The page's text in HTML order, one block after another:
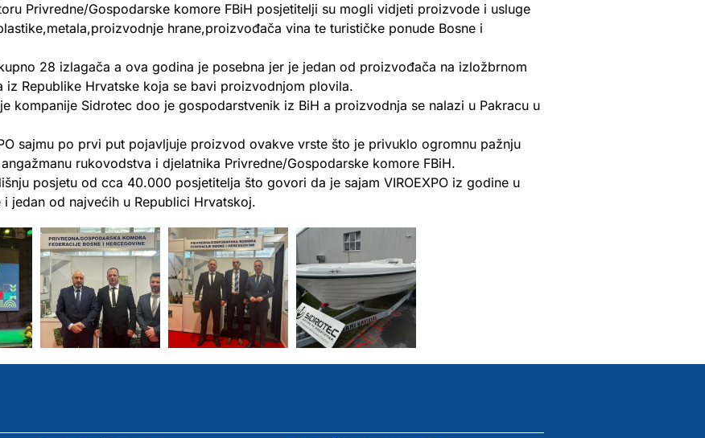
Privredne/Gospodarske komore FBiH posjetitelji su mogli vidjeti proizvode i usluge
hrane,proizvođača vina te turističke ponude Bosne i
28 izlagača a ova godina je posebna jer je jedan od proizvođača na izložbrnom
iz Republike Hrvatske koja se bavi proizvodnjom plovila.
kompanije Sidrotec doo je gospodarstvenik iz BiH a proizvodnja se nalazi u Pakracu u
sajmu po prvi put pojavljuje proizvod ovakve vrste što je privuklo ogromnu pažnju
rukovodstva i djelatnika Privredne/Gospodarske komore FBiH.
posjetu od cca 40.000 posjetitelja što govori da je sajam VIROEXPO iz godine u
jedan od najvećih u Republici Hrvatskoj.